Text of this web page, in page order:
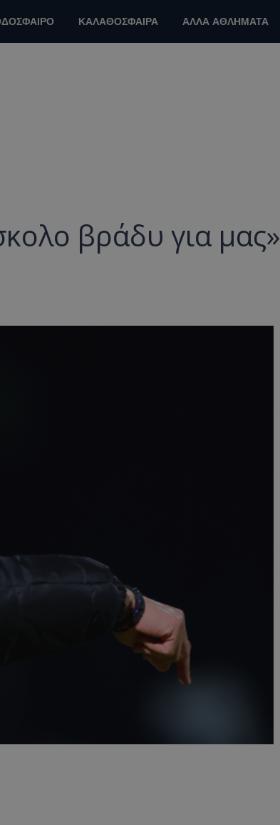
ΚΑΛΑΘΟΣΦΑΙΡΑ ΑΛΛΑ ΑΘΛΗΜΑΤΑ
βράδυ για μας»